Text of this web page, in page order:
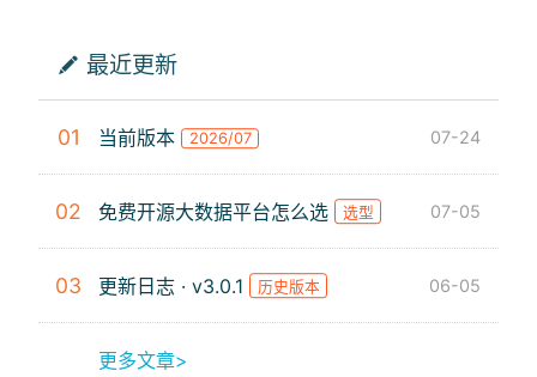
最近更新
01 当前版本 2026/07 07-24
02 免费开源大数据平台怎么选 选型 07-05
03 更新日志 · v3.0.1 历史版本 06-05
更多文章>